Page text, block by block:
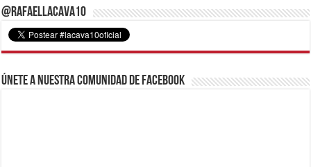
@RafaelLacava10
Únete a nuestra comunidad de Facebook